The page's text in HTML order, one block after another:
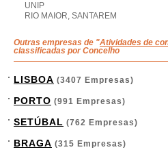
UNIP
RIO MAIOR, SANTAREM
Outras empresas de "Atividades de
classificadas por Concelho
LISBOA (3407 Empresas)
PORTO (991 Empresas)
SETÚBAL (762 Empresas)
BRAGA (315 Empresas)